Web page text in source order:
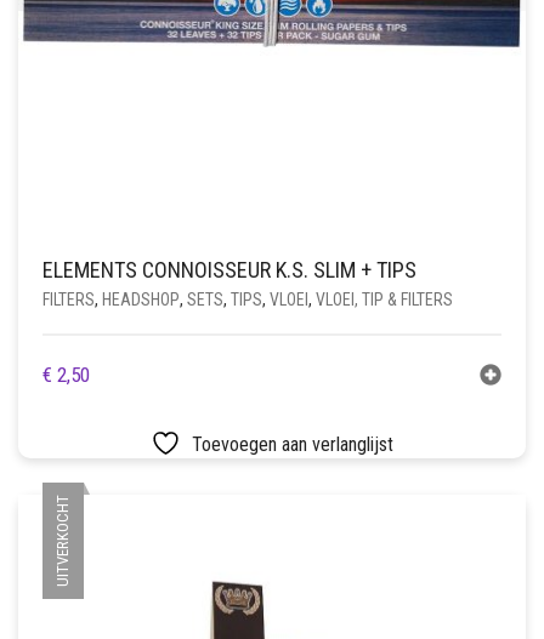
ELEMENTS CONNOISSEUR K.S. SLIM + TIPS
FILTERS, HEADSHOP, SETS, TIPS, VLOEI , VLOEI, TIP & FILTERS
€ 2,50
Toevoegen aan verlanglijst
UITVERKOCHT